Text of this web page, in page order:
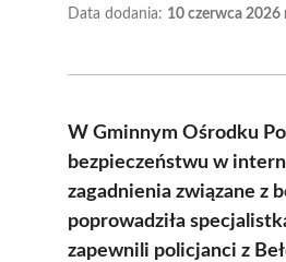
Data dodania: 10 czerwca 2026
W Gminnym Ośrodku
bezpieczeństwu w
zagadnienia związane z
poprowadziła
zapewnili policjanci z